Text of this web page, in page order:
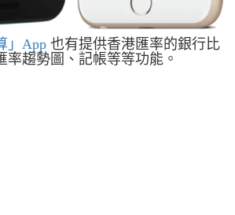
」App 也有提供香港匯率的銀行比
率趨勢圖、記帳等等功能。